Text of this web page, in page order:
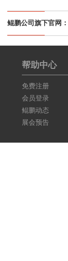
鲲鹏公司旗下官网：
帮助中心
免费注册
会员登录
鲲鹏动态
展会预告